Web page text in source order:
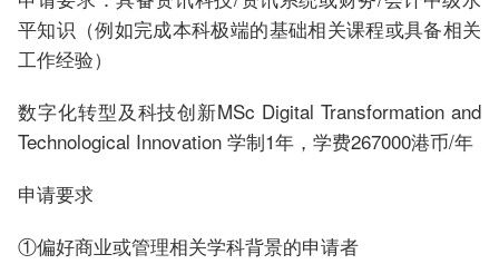
平知识（例如完成本科极端的基础相关课程或具备相关
工作经验）
数字化转型及科技创新MSc Digital Transformation and
Technological Innovation 学制1年，学费267000港币/年
申请要求
①偏好商业或管理相关学科背景的申请者